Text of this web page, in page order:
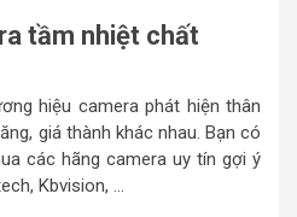
tầm nhiệt chất
hiệu camera phát hiện thân
giá thành khác nhau. Bạn có
các hãng camera uy tín gợi ý
Kbvision, …